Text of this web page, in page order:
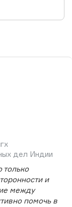
дел Индии
и
между
помочь в